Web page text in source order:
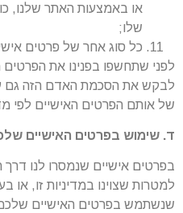
או באמצעות האתר שלנו,
שלו;
כל סוג אחר של פרטים
לפני שתחשפו בפנינו את
לבקש את הסכמת האדם הזה גם
של אותם הפרטים האישיים לפי
ד. שימוש בפרטים האישיים
בפרטים אישיים שנמסרו לנו
למטרות שצוינו במדיניות זו, או
שנשתמש בפרטים האישיים